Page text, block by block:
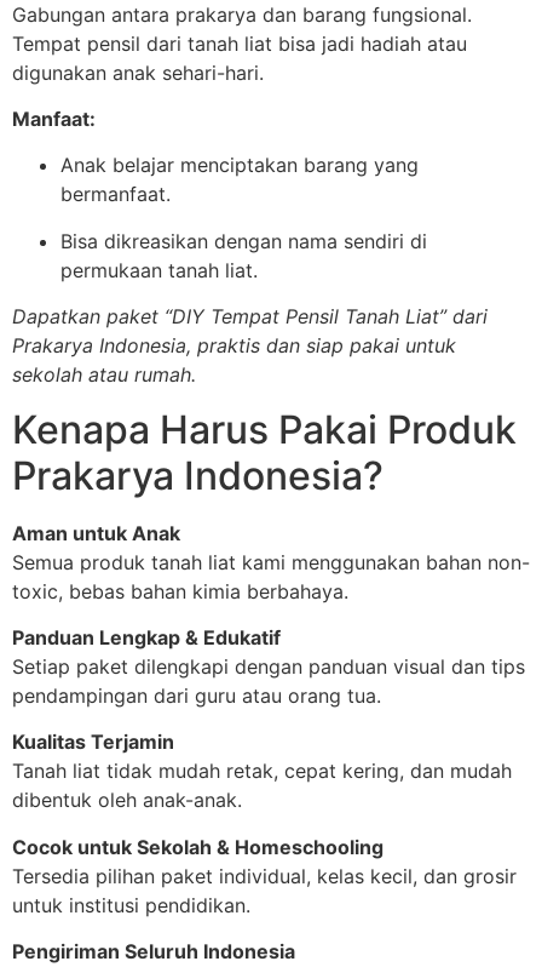
Gabungan antara prakarya dan barang fungsional.
Tempat pensil dari tanah liat bisa jadi hadiah atau
digunakan anak sehari-hari.
Manfaat:
Anak belajar menciptakan barang yang
bermanfaat.
Bisa dikreasikan dengan nama sendiri di
permukaan tanah liat.
Dapatkan paket “DIY Tempat Pensil Tanah Liat” dari
Prakarya Indonesia, praktis dan siap pakai untuk
sekolah atau rumah.
Kenapa Harus Pakai Produk
Prakarya Indonesia?
Aman untuk Anak
Semua produk tanah liat kami menggunakan bahan non-
toxic, bebas bahan kimia berbahaya.
Panduan Lengkap & Edukatif
Setiap paket dilengkapi dengan panduan visual dan tips
pendampingan dari guru atau orang tua.
Kualitas Terjamin
Tanah liat tidak mudah retak, cepat kering, dan mudah
dibentuk oleh anak-anak.
Cocok untuk Sekolah & Homeschooling
Tersedia pilihan paket individual, kelas kecil, dan grosir
untuk institusi pendidikan.
Pengiriman Seluruh Indonesia